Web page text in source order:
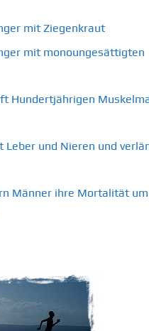
mit Ziegenkraut
mit monoungesättigten
Hundertjährigen
Leber und Nieren und
Männer ihre Mortalität